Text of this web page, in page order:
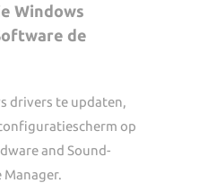
Windows
de
drivers te updaten,
op
and Sound-
Manager.